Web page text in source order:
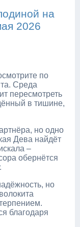
на
2026
по
Среда
пересмотреть
в тишине,
но одно
Дева найдёт
–
обернётся
но
благодаря